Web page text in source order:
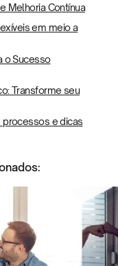
Melhoria Contínua
em meio a
o Sucesso
Transforme seu
processos e dicas